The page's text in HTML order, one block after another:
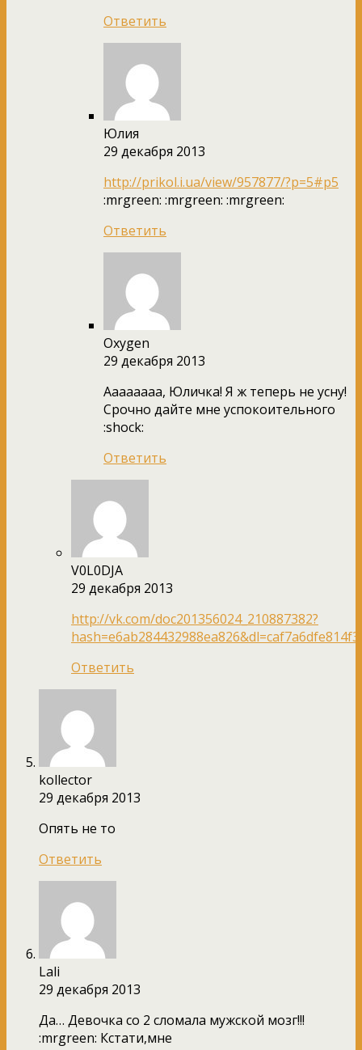
Ответить
Юлия
29 декабря 2013
http://prikol.i.ua/view/957877/?p=5#p5
:mrgreen: :mrgreen: :mrgreen:
Ответить
Oxygen
29 декабря 2013
Аааааааа, Юличка! Я ж теперь не усну!
Срочно дайте мне успокоительного
:shock:
Ответить
V0L0DJA
29 декабря 2013
http://vk.com/doc201356024_210887382?
Ответить
kollector
29 декабря 2013
Опять не то
Ответить
Lali
29 декабря 2013
Да… Девочка со 2 сломала мужской мозг!!!
:mrgreen: Кстати,мне